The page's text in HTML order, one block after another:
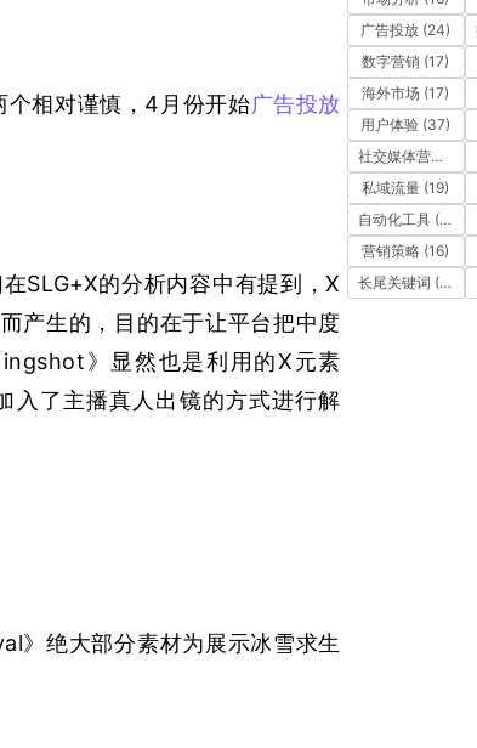
相对谨慎，4月份开始广告投放
SLG+X的分析内容中有提到，X
产生的，目的在于让平台把中度
》显然也是利用的X元素
入了主播真人出镜的方式进行解
绝大部分素材为展示冰雪求生
广告投放 (24)
数字营销 (17)
海外市场 (17)
用户体验 (37)
社交媒体营销
私域流量 (19)
自动化工具 (11)
营销策略 (16)
长尾关键词 (12)